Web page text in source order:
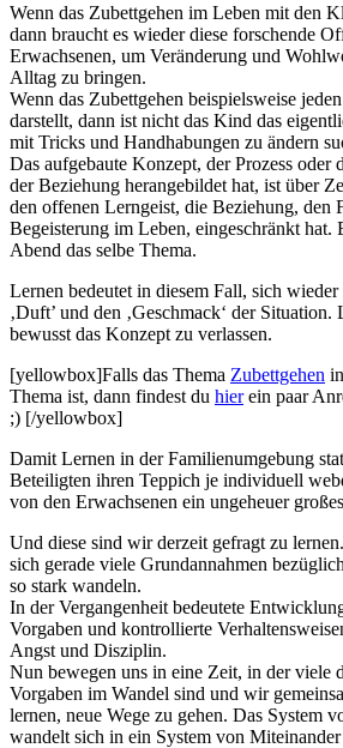
Wenn das Zubettgehen im Leben mit den
dann braucht es wieder diese forschende
Erwachsenen, um Veränderung und
Alltag zu bringen.
Wenn das Zubettgehen beispielsweise
darstellt, dann ist nicht das Kind das
mit Tricks und Handhabungen zu ändern
Das aufgebaute Konzept, der Prozess oder
der Beziehung herangebildet hat, ist über
den offenen Lerngeist, die Beziehung, den
Begeisterung im Leben, eingeschränkt hat.
Abend das selbe Thema.
Lernen bedeutet in diesem Fall, sich
‚Duft’ und den ‚Geschmack‘ der Situation.
bewusst das Konzept zu verlassen.
[yellowbox]Falls das Thema Zubettgehen
Thema ist, dann findest du hierein paar
;) [/yellowbox]
Damit Lernen in der Familienumgebung
Beteiligten ihren Teppich je individuell
von den Erwachsenen ein ungeheuer
Und diese sind wir derzeit gefragt zu
sich gerade viele Grundannahmen
so stark wandeln.
In der Vergangenheit bedeutete
Vorgaben und kontrollierte
Angst und Disziplin.
Nun bewegen uns in eine Zeit, in der viele
Vorgaben im Wandel sind und wir
lernen, neue Wege zu gehen. Das System
wandelt sich in ein System von